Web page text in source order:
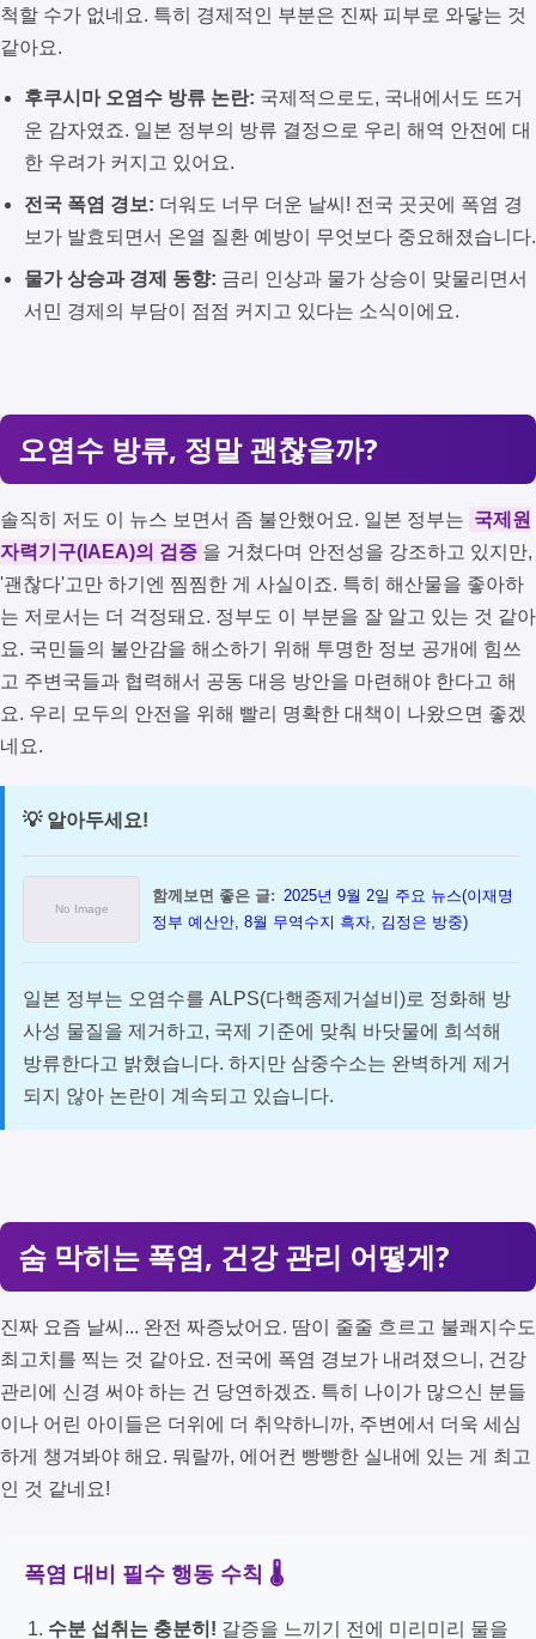
척할 수가 없네요. 특히 경제적인 부분은 진짜 피부로 와닿는 것
같아요.
후쿠시마 오염수 방류 논란: 국제적으로도, 국내에서도 뜨거
운 감자였죠. 일본 정부의 방류 결정으로 우리 해역 안전에 대
한 우려가 커지고 있어요.
전국 폭염 경보: 더워도 너무 더운 날씨! 전국 곳곳에 폭염 경
보가 발효되면서 온열 질환 예방이 무엇보다 중요해졌습니다.
물가 상승과 경제 동향: 금리 인상과 물가 상승이 맞물리면서
서민 경제의 부담이 점점 커지고 있다는 소식이에요.
오염수 방류, 정말 괜찮을까?
솔직히 저도 이 뉴스 보면서 좀 불안했어요. 일본 정부는 국제원
자력기구(IAEA)의 검증 을 거쳤다며 안전성을 강조하고 있지만,
'괜찮다'고만 하기엔 찜찜한 게 사실이죠. 특히 해산물을 좋아하
는 저로서는 더 걱정돼요. 정부도 이 부분을 잘 알고 있는 것 같아
요. 국민들의 불안감을 해소하기 위해 투명한 정보 공개에 힘쓰
고 주변국들과 협력해서 공동 대응 방안을 마련해야 한다고 해
요. 우리 모두의 안전을 위해 빨리 명확한 대책이 나왔으면 좋겠
네요.
💡 알아두세요!
함께보면 좋은 글: 2025년 9월 2일 주요 뉴스(이재명
정부 예산안, 8월 무역수지 흑자, 김정은 방중)
일본 정부는 오염수를 ALPS(다핵종제거설비)로 정화해 방
사성 물질을 제거하고, 국제 기준에 맞춰 바닷물에 희석해
방류한다고 밝혔습니다. 하지만 삼중수소는 완벽하게 제거
되지 않아 논란이 계속되고 있습니다.
숨 막히는 폭염, 건강 관리 어떻게?
진짜 요즘 날씨... 완전 짜증났어요. 땀이 줄줄 흐르고 불쾌지수도
최고치를 찍는 것 같아요. 전국에 폭염 경보가 내려졌으니, 건강
관리에 신경 써야 하는 건 당연하겠죠. 특히 나이가 많으신 분들
이나 어린 아이들은 더위에 더 취약하니까, 주변에서 더욱 세심
하게 챙겨봐야 해요. 뭐랄까, 에어컨 빵빵한 실내에 있는 게 최고
인 것 같네요!
폭염 대비 필수 행동 수칙 🌡️
수분 섭취는 충분히! 갈증을 느끼기 전에 미리미리 물을